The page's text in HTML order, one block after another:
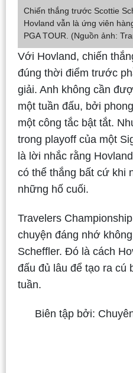
Chiến thắng trước Scottie
Hovland vẫn là ứng viên
PGA TOUR. (Nguồn ảnh:
Với Hovland, chiến
đúng thời điểm trước
giải. Anh không cần
một tuần đấu, bởi
một công tắc bật tắt.
trong playoff của một
là lời nhắc rằng
có thể thắng bất cứ khi
những hố cuối.
Travelers
chuyện đáng nhớ
Scheffler. Đó là cách
đấu đủ lâu để tạo ra cú
tuần.
Biên tập bởi: